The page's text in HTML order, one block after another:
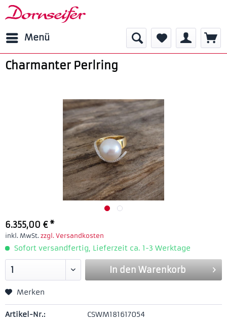
Menü
Charmanter Perlring
6.355,00 € *
inkl. MwSt. zzgl. Versandkosten
Sofort versandfertig, Lieferzeit ca. 1-3 Werktage
In den Warenkorb
Merken
Artikel-Nr.: CSWM181617054